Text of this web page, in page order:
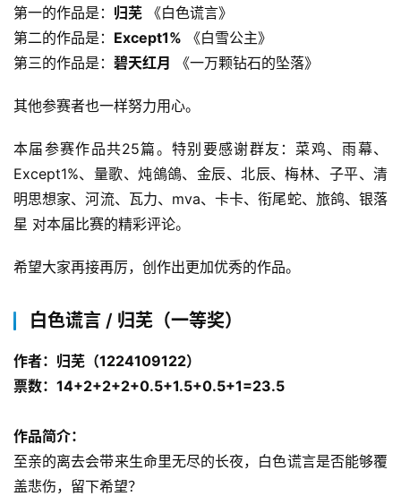
第一的作品是： 归芜 《白色谎言》
第二的作品是： Except1% 《白雪公主》
第三的作品是： 碧天红月 《一万颗钻石的坠落》
其他参赛者也一样努力用心。
本届参赛作品共25篇。特别要感谢群友：菜鸡、雨幕、
Except1%、量歌、炖鴿鴿、金辰、北辰、梅林、子平、清
明思想家、河流、瓦力、mva、卡卡、衔尾蛇、旅鸽、银落
星 对本届比赛的精彩评论。
希望大家再接再厉，创作出更加优秀的作品。
白色谎言 / 归芜（一等奖）
作者：归芜（1224109122）
票数：14+2+2+2+0.5+1.5+0.5+1=23.5
作品简介：
至亲的离去会带来生命里无尽的长夜，白色谎言是否能够覆
盖悲伤，留下希望？